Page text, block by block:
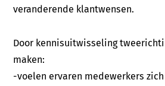
veranderende klantwensen.
Door kennisuitwisseling
maken:
-voelen ervaren medewerkers